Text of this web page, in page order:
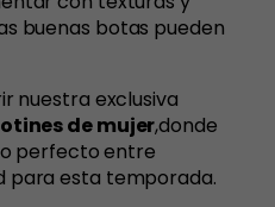
buenas botas pueden
nuestra exclusiva
de mujer,donde
perfecto entre
para esta temporada.